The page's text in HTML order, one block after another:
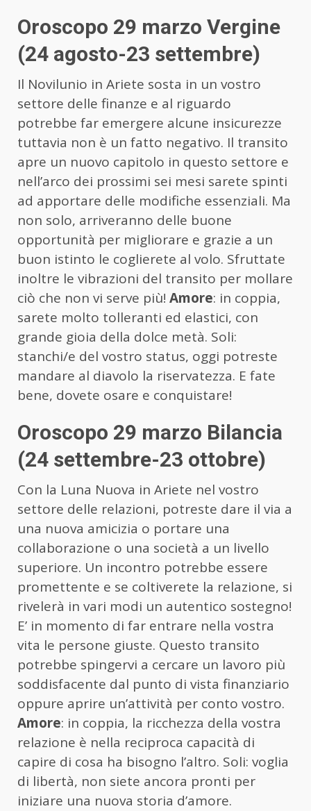
Oroscopo 29 marzo Vergine
(24 agosto-23 settembre)
Il Novilunio in Ariete sosta in un vostro
settore delle finanze e al riguardo
potrebbe far emergere alcune insicurezze
tuttavia non è un fatto negativo. Il transito
apre un nuovo capitolo in questo settore e
nell’arco dei prossimi sei mesi sarete spinti
ad apportare delle modifiche essenziali. Ma
non solo, arriveranno delle buone
opportunità per migliorare e grazie a un
buon istinto le coglierete al volo. Sfruttate
inoltre le vibrazioni del transito per mollare
ciò che non vi serve più! Amore: in coppia,
sarete molto tolleranti ed elastici, con
grande gioia della dolce metà. Soli:
stanchi/e del vostro status, oggi potreste
mandare al diavolo la riservatezza. E fate
bene, dovete osare e conquistare!
Oroscopo 29 marzo Bilancia
(24 settembre-23 ottobre)
Con la Luna Nuova in Ariete nel vostro
settore delle relazioni, potreste dare il via a
una nuova amicizia o portare una
collaborazione o una società a un livello
superiore. Un incontro potrebbe essere
promettente e se coltiverete la relazione, si
rivelerà in vari modi un autentico sostegno!
E’ in momento di far entrare nella vostra
vita le persone giuste. Questo transito
potrebbe spingervi a cercare un lavoro più
soddisfacente dal punto di vista finanziario
oppure aprire un’attività per conto vostro.
Amore: in coppia, la ricchezza della vostra
relazione è nella reciproca capacità di
capire di cosa ha bisogno l’altro. Soli: voglia
di libertà, non siete ancora pronti per
iniziare una nuova storia d’amore.